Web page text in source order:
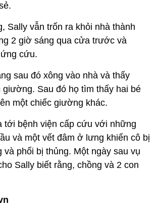
Sally vẫn trốn ra khỏi nhà thành
2 giờ sáng qua cửa trước và
cứu.
sau đó xông vào nhà và thấy
giường. Sau đó họ tìm thấy hai bé
một chiếc giường khác.
tới bệnh viện cấp cứu với những
và một vết đâm ở lưng khiến cô bị
và phổi bị thủng. Một ngày sau vụ
Sally biết rằng, chồng và 2 con